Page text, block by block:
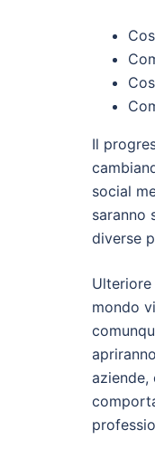
Il
social
saranno
diverse
mondo
aziende,